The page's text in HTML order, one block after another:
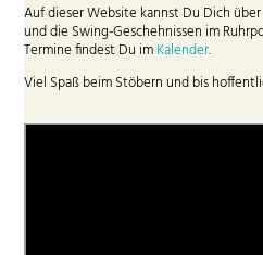
Auf dieser Website kannst Du Dich
und die Swing-Geschehnissen im
Termine findest Du imKalender.
Viel Spaß beim Stöbern und bis